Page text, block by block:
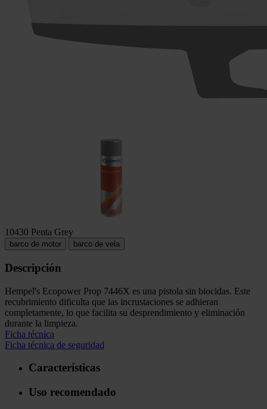
10430 Penta Grey
barco de motor barco de vela
Descripción
Hempel's Ecopower Prop 7446X es una pistola sin biocidas. Este
recubrimiento dificulta que las incrustaciones se adhieran
completamente, lo que facilita su desprendimiento y eliminación
durante la limpieza.
Ficha técnica
Ficha técnica de seguridad
Características
Uso recomendado